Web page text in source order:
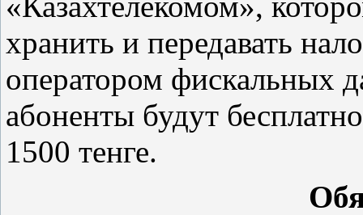
хранить и передавать
оператором фискальных
абоненты будут
1500 тенге.